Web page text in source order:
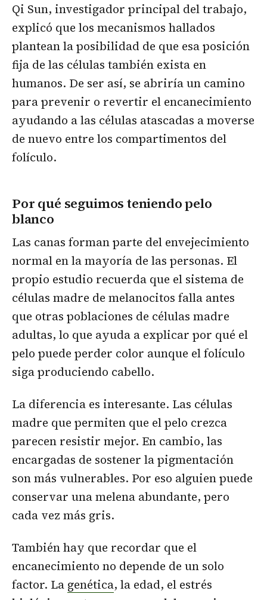
Qi Sun, investigador principal del trabajo,
explicó que los mecanismos hallados
plantean la posibilidad de que esa posición
fija de las células también exista en
humanos. De ser así, se abriría un camino
para prevenir o revertir el encanecimiento
ayudando a las células atascadas a moverse
de nuevo entre los compartimentos del
folículo.
Por qué seguimos teniendo pelo
blanco
Las canas forman parte del envejecimiento
normal en la mayoría de las personas. El
propio estudio recuerda que el sistema de
células madre de melanocitos falla antes
que otras poblaciones de células madre
adultas, lo que ayuda a explicar por qué el
pelo puede perder color aunque el folículo
siga produciendo cabello.
La diferencia es interesante. Las células
madre que permiten que el pelo crezca
parecen resistir mejor. En cambio, las
encargadas de sostener la pigmentación
son más vulnerables. Por eso alguien puede
conservar una melena abundante, pero
cada vez más gris.
También hay que recordar que el
encanecimiento no depende de un solo
factor. La genética, la edad, el estrés